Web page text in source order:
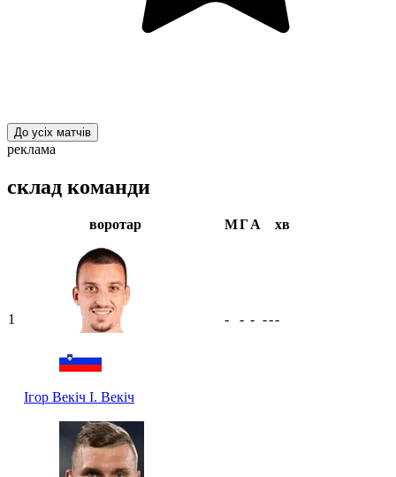
До усіх матчів
реклама
склад команди
воротар МГА хв
1
Ігор Векіч І. Векіч
- - - ---